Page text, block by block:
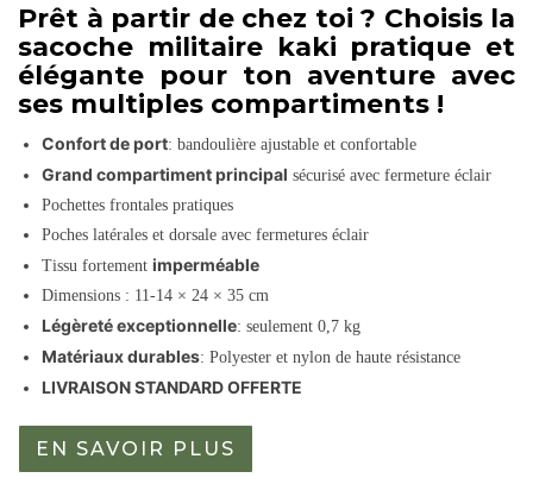
Prêt à partir de chez toi ? Choisis la
sacoche militaire kaki pratique et
élégante pour ton aventure avec
ses multiples compartiments !
Confort de port: bandoulière ajustable et confortable
Grand compartiment principal sécurisé avec fermeture éclair
Pochettes frontales pratiques
Poches latérales et dorsale avec fermetures éclair
Tissu fortement imperméable
Dimensions : 11-14 × 24 × 35 cm
Légèreté exceptionnelle: seulement 0,7 kg
Matériaux durables: Polyester et nylon de haute résistance
LIVRAISON STANDARD OFFERTE
EN SAVOIR PLUS